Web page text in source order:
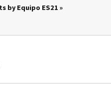
by Equipo ES21 »